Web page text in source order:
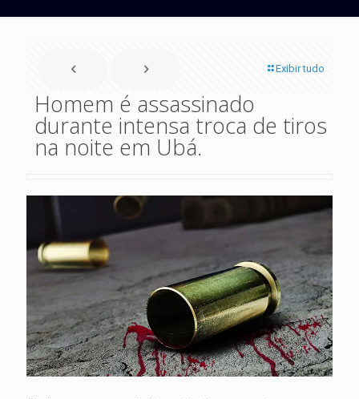
Exibir tudo
Homem é assassinado
durante intensa troca de tiros
na noite em Ubá.